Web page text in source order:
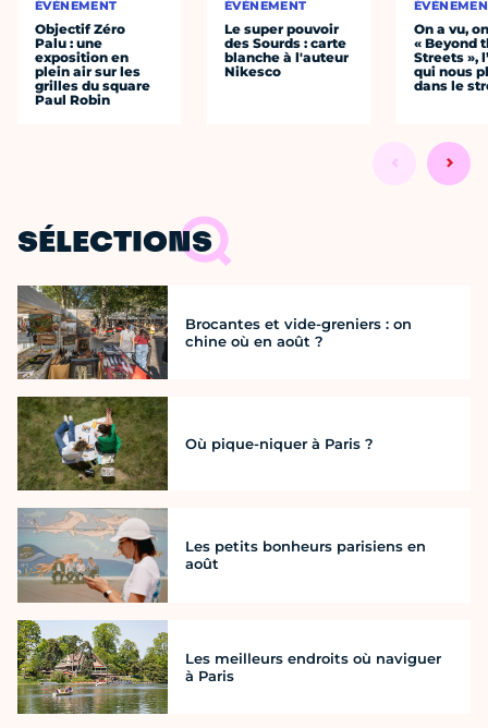
ÉVÈNEMENT
Objectif Zéro
Palu : une
exposition en
plein air sur les
grilles du square
Paul Robin
ÉVÈNEMENT
Le super pouvoir
des Sourds : carte
blanche à l'auteur
Nikesco
On a vu,
« Beyond
Streets »,
qui nous
dans le
SÉLECTIONS
Brocantes et vide-greniers : on
chine où en août ?
Où pique-niquer à Paris ?
Les petits bonheurs parisiens en
août
Les meilleurs endroits où naviguer
à Paris